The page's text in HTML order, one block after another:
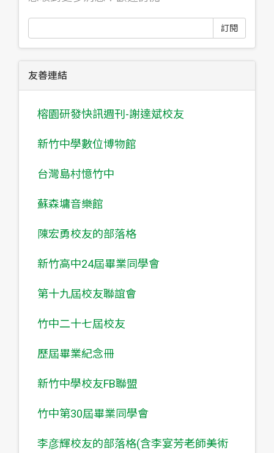
訂閱
友善連結
榕園研發快訊週刊-謝達斌校友
新竹中學數位博物館
台灣島村憶竹中
蘇森墉音樂館
陳宏勇校友的部落格
新竹高中24屆畢業同學會
第十九屆校友聯誼會
竹中二十七屆校友
歷屆畢業紀念冊
新竹中學校友FB聯盟
竹中第30屆畢業同學會
李彦輝校友的部落格(含李宴芳老師美術